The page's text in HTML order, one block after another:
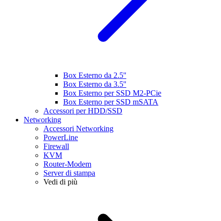
Box Esterno da 2.5''
Box Esterno da 3.5''
Box Esterno per SSD M2-PCie
Box Esterno per SSD mSATA
Accessori per HDD/SSD
Networking
Accessori Networking
PowerLine
Firewall
KVM
Router-Modem
Server di stampa
Vedi di più